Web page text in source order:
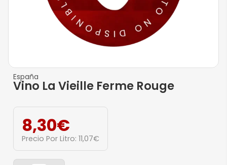
España
Vino La Vieille Ferme Rouge
8,30€
Precio Por Litro: 11,07€